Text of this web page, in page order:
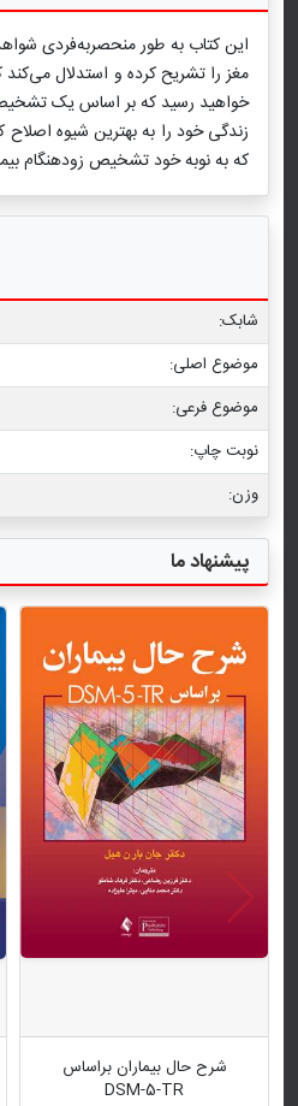
این کتاب به طور منحصربه‌فردی
مغز را تشریح کرده و استدلال
خواهید رسید که بر اساس یک تشخیص
زندگی خود را به بهترین شیوه اصلاح
که به نوبه خود تشخیص زودهنگام
شابک:
موضوع اصلی:
موضوع فرعی:
نوبت چاپ:
وزن:
پیشنهاد ما
شرح حال بیماران براساس
DSM-5-TR